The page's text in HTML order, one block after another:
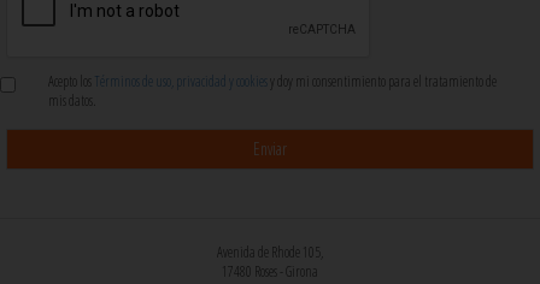
Acepto los Términos de uso, privacidad y cookies y doy mi consentimiento para el tratamiento de
mis datos.
Avenida de Rhode 105,
17480 Roses - Girona